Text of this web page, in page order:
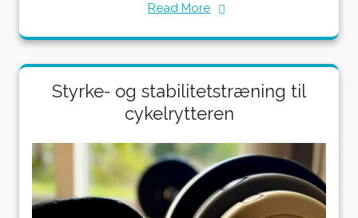
Read More
Styrke- og stabilitetstræning til
cykelrytteren